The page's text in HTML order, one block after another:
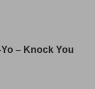
– Knock You